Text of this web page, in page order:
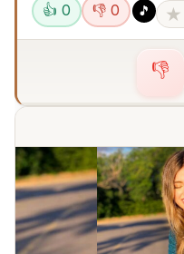
👍 0 👎 0 🎵 ★
👎